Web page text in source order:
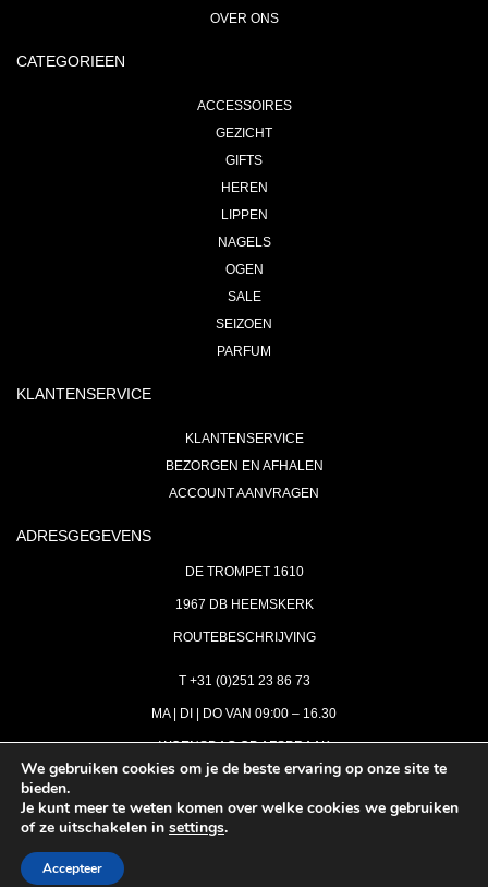
OVER ONS
CATEGORIEEN
ACCESSOIRES
GEZICHT
GIFTS
HEREN
LIPPEN
NAGELS
OGEN
SALE
SEIZOEN
PARFUM
KLANTENSERVICE
KLANTENSERVICE
BEZORGEN EN AFHALEN
ACCOUNT AANVRAGEN
ADRESGEGEVENS
DE TROMPET 1610
1967 DB HEEMSKERK
ROUTEBESCHRIJVING
T +31 (0)251 23 86 73
MA | DI | DO VAN 09:00 – 16.30
WOENSDAG OP AFSPRAAK
INFO@ASTH.NL
We gebruiken cookies om je de beste ervaring op onze site te
bieden.
Je kunt meer te weten komen over welke cookies we gebruiken
of ze uitschakelen in settings.
Accepteer